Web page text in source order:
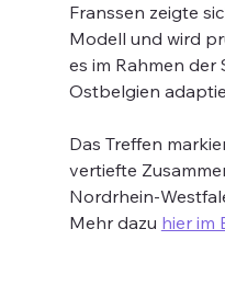
Franssen zeigte
Modell und wird
es im Rahmen
Ostbelgien
Das Treffen
vertiefte
Nordrhein-
Mehr dazu hier im